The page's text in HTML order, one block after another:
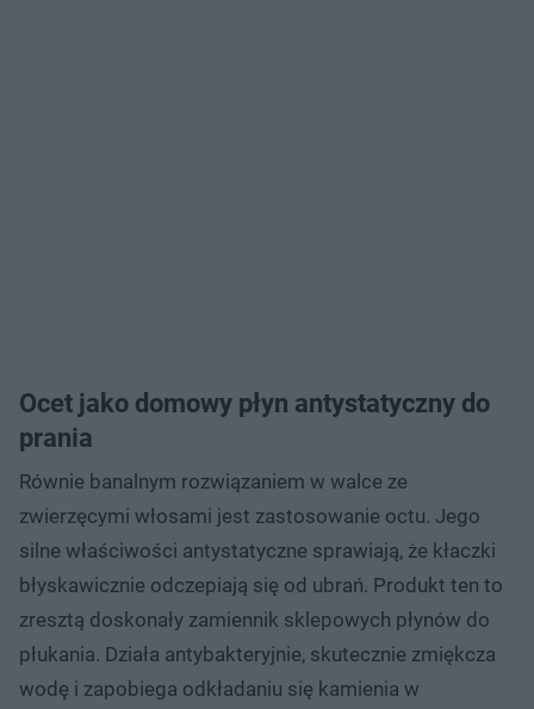
Ocet jako domowy płyn antystatyczny do
prania
Równie banalnym rozwiązaniem w walce ze
zwierzęcymi włosami jest zastosowanie octu. Jego
silne właściwości antystatyczne sprawiają, że kłaczki
błyskawicznie odczepiają się od ubrań. Produkt ten to
zresztą doskonały zamiennik sklepowych płynów do
płukania. Działa antybakteryjnie, skutecznie zmiękcza
wodę i zapobiega odkładaniu się kamienia w